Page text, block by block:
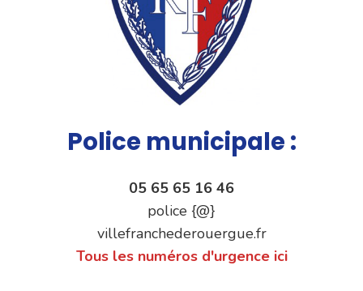
Police municipale :
05 65 65 16 46
police {@}
villefranchederouergue.fr
Tous les numéros d'urgence ici